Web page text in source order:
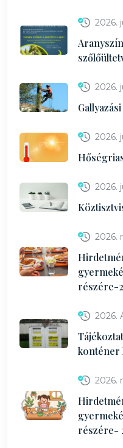
2026.
2026.
2026.
2026.
2026.
részére-
2026.
konténer
2026.
részére-